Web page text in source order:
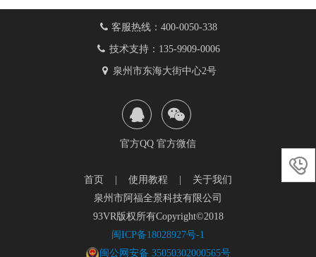

客服热线：400-0050-338
技术支持：135-9909-0006
泉州市东海大街中心2号
官方QQ 官方微信
首页 使用教程
关于我们
泉州市阿福全景科技有限公司
93VR版权所有Copyright©2018
闽ICP备18028927号-1
闽公网安备 35050302000565号